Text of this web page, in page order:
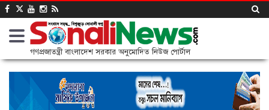
গণপ্রজাতন্ত্রী বাংলাদেশ সরকার অনুমোদিত নিউজ পোর্টাল